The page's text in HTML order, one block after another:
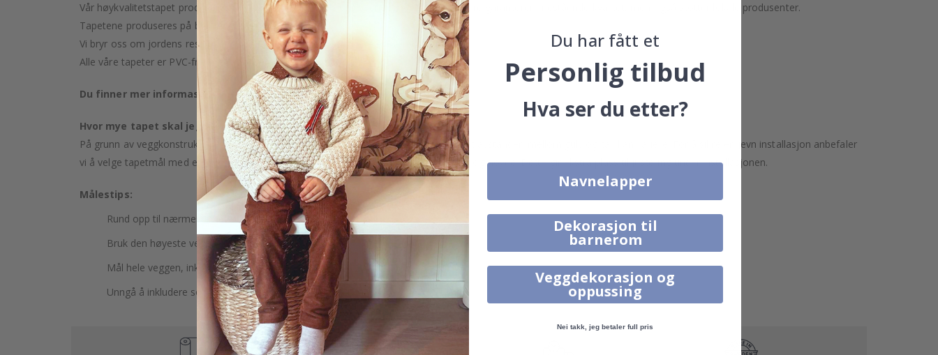
Vår høykvalitetstapet produseres med omsorg og presisjon i Sverige, noe som ikke bare garanterer enestående kvalitet, men også støtter lokale produsenter.
Tapetene produseres på bestilling etter kjøpet ditt.
Vi bryr oss om jordens ressurser og streber etter å opprettholde et bærekraftig miljø.
Alle våre tapeter er PVC-frie og klassifisert som brannsikre.
Du finner mer informasjon om våre tapettyper i menyen ovenfor.
Hvor mye tapet skal jeg kjøpe?
På grunn av veggkonstruksjon og mulig helning kan veggmål variere, noe som betyr at avstanden mellom gulv og tak kan variere. For å sikre en jevn installasjon anbefaler
vi å velge tapetmål med en overlappende margin på minst 5-10 cmbåde i bredde og høyde. Dette gir ekstra plass til justering under installasjonen.
Målestips:
Rund opp til nærmeste hele centimeter.
Bruk den høyeste veggen for å måle høyden din.
Mål hele veggen, inkludert dører og vinduer.
Unngå å inkludere sokler eller lister i målingen.
Du har fått et
Personlig tilbud
Hva ser du etter?
Navnelapper
Dekorasjon til
barnerom
Veggdekorasjon og
oppussing
Nei takk, jeg betaler full pris